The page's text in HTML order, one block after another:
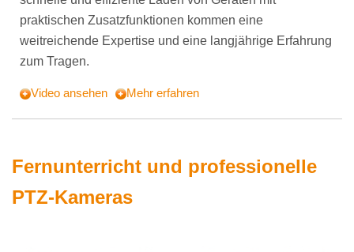
praktischen Zusatzfunktionen kommen eine
weitreichende Expertise und eine langjährige Erfahrung
zum Tragen.
Video ansehen Mehr erfahren
Fernunterricht und professionelle
PTZ-Kameras